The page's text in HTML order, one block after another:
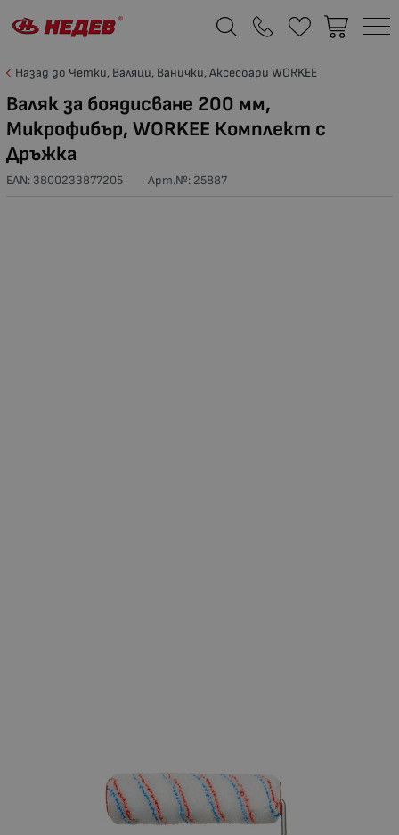
Назад до Четки, Валяци, Ванички, Аксесоари WORKEE
Валяк за боядисване 200 мм,
Микрофибър, WORKEE Комплект с
Дръжка
EAN: 3800233877205 Арт.№: 25887